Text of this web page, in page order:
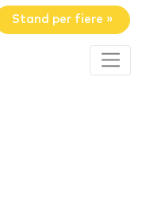
Stand per fiere »